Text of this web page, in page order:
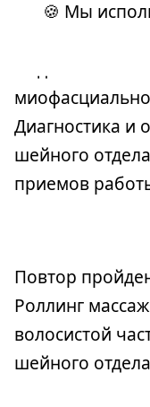
шейного
Диагностика и
шейного
приемов
Повтор
Роллинг
волосистой
шейного
🍪 Мы